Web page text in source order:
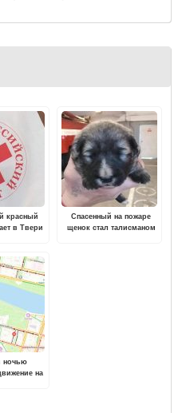
красный
в Твери
"Первая
Спасенный на пожаре
щенок стал талисманом
ночью
на